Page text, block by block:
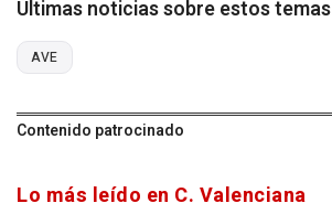
Últimas noticias sobre estos temas
AVE
Contenido patrocinado
Lo más leído en C. Valenciana